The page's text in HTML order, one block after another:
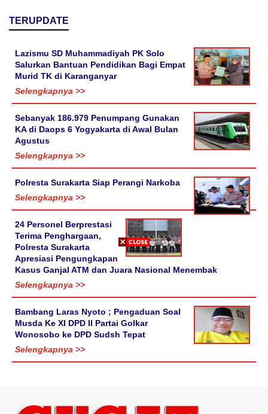
TERUPDATE
Lazismu SD Muhammadiyah PK Solo
Salurkan Bantuan Pendidikan Bagi Empat
Murid TK di Karanganyar
Selengkapnya >>
Sebanyak 186.979 Penumpang Gunakan
KA di Daops 6 Yogyakarta di Awal Bulan
Agustus
Selengkapnya >>
Polresta Surakarta Siap Perangi Narkoba
Selengkapnya >>
24 Personel Berprestasi
Terima Penghargaan,
Polresta Surakarta
Apresiasi Pengungkapan
Kasus Ganjal ATM dan Juara Nasional Menembak
Selengkapnya >>
Bambang Laras Nyoto ; Pengaduan Soal
Musda Ke XI DPD II Partai Golkar
Wonosobo ke DPD Sudsh Tepat
Selengkapnya >>